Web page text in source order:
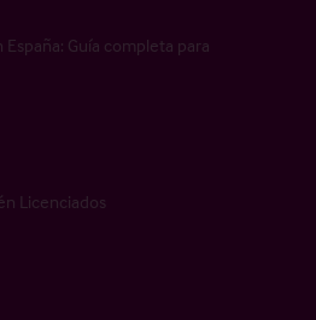
Guía completa para
Licenciados